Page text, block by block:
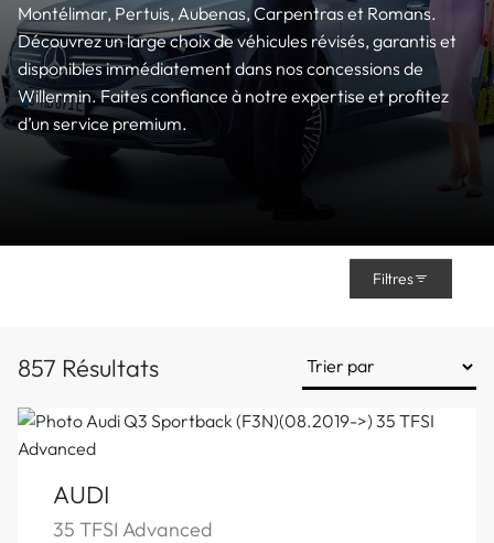
Filtres
857 Résultats
AUDI
35 TFSI Advanced
Montélimar, Pertuis, Aubenas, Carpentras et Romans.
Découvrez un large choix de véhicules révisés, garantis et
disponibles immédiatement dans nos concessions de
Willermin. Faites confiance à notre expertise et profitez
d’un service premium.